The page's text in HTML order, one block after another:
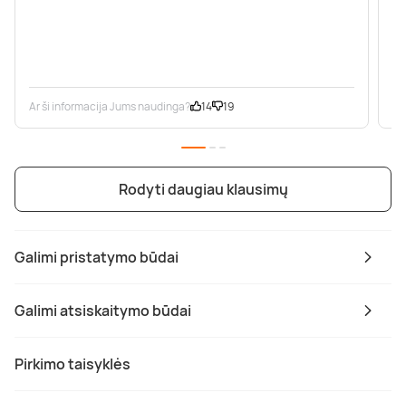
Galimi pristatymo būdai
Galimi atsiskaitymo būdai
Pirkimo taisyklės
Ar ši informacija Jums naudinga? 14 19
Rodyti daugiau klausimų